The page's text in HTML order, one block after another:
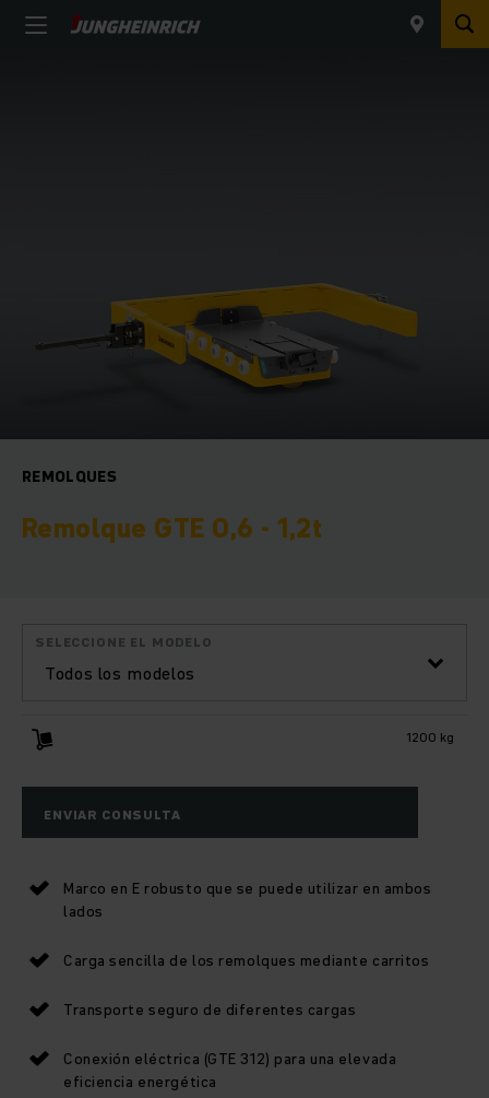
REMOLQUES
Remolque GTE 0,6 - 1,2t
Todos los modelos
SELECCIONE EL MODELO
1200 kg
ENVIAR CONSULTA
Marco en E robusto que se puede utilizar en ambos
lados
Carga sencilla de los remolques mediante carritos
Transporte seguro de diferentes cargas
Conexión eléctrica (GTE 312) para una elevada
eficiencia energética